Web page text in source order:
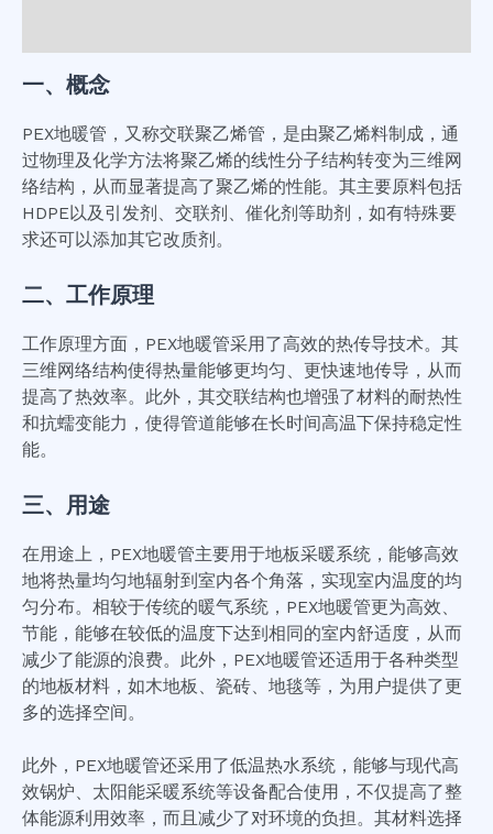
一、概念
PEX地暖管，又称交联聚乙烯管，是由聚乙烯料制成，通
过物理及化学方法将聚乙烯的线性分子结构转变为三维网
络结构，从而显著提高了聚乙烯的性能。其主要原料包括
HDPE以及引发剂、交联剂、催化剂等助剂，如有特殊要
求还可以添加其它改质剂。
二、工作原理
工作原理方面，PEX地暖管采用了高效的热传导技术。其
三维网络结构使得热量能够更均匀、更快速地传导，从而
提高了热效率。此外，其交联结构也增强了材料的耐热性
和抗蠕变能力，使得管道能够在长时间高温下保持稳定性
能。
三、用途
在用途上，PEX地暖管主要用于地板采暖系统，能够高效
地将热量均匀地辐射到室内各个角落，实现室内温度的均
匀分布。相较于传统的暖气系统，PEX地暖管更为高效、
节能，能够在较低的温度下达到相同的室内舒适度，从而
减少了能源的浪费。此外，PEX地暖管还适用于各种类型
的地板材料，如木地板、瓷砖、地毯等，为用户提供了更
多的选择空间。
此外，PEX地暖管还采用了低温热水系统，能够与现代高
效锅炉、太阳能采暖系统等设备配合使用，不仅提高了整
体能源利用效率，而且减少了对环境的负担。其材料选择